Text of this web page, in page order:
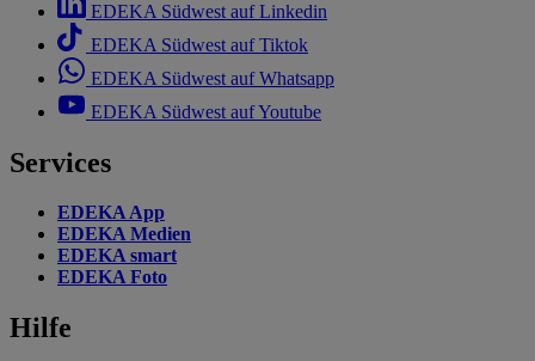
EDEKA Südwest auf Linkedin
EDEKA Südwest auf Tiktok
EDEKA Südwest auf Whatsapp
EDEKA Südwest auf Youtube
Services
EDEKA App
EDEKA Medien
EDEKA smart
EDEKA Foto
Hilfe